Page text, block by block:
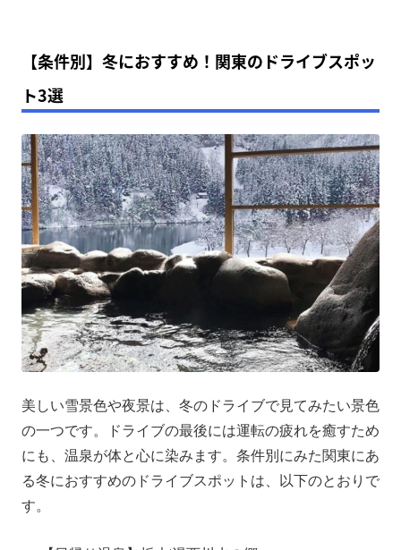
【条件別】冬におすすめ！関東のドライブスポッ
ト3選
美しい雪景色や夜景は、冬のドライブで見てみたい景色
の一つです。ドライブの最後には運転の疲れを癒すため
にも、温泉が体と心に染みます。条件別にみた関東にあ
る冬におすすめのドライブスポットは、以下のとおりで
す。